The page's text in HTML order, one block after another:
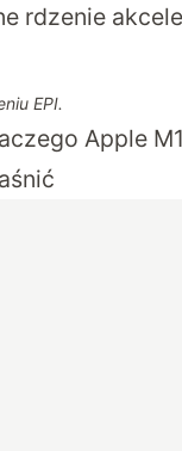
rdzenie
EPI.
Apple